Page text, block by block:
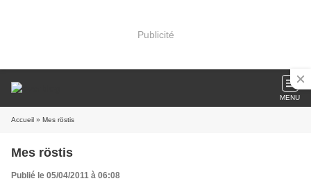
Publicité
MENU
Accueil » Mes röstis
Mes röstis
Publié le 05/04/2011 à 06:08